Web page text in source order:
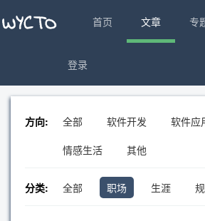
首页 文章 专
登录
方向: 全部 软件开发 软件应
情感生活
其他
分类: 全部 职场 生涯